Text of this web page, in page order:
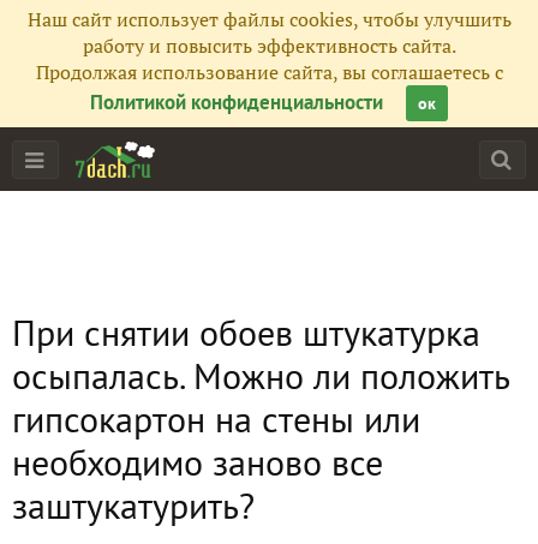
Наш сайт использует файлы cookies, чтобы улучшить
работу и повысить эффективность сайта.
Продолжая использование сайта, вы соглашаетесь с
Политикой конфиденциальности
ок
При снятии обоев штукатурка
осыпалась. Можно ли положить
гипсокартон на стены или
необходимо заново все
заштукатурить?